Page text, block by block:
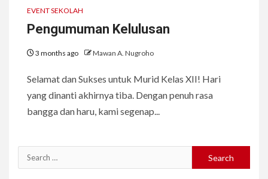
EVENT SEKOLAH
Pengumuman Kelulusan
3 months ago Mawan A. Nugroho
Selamat dan Sukses untuk Murid Kelas XII! Hari
yang dinanti akhirnya tiba. Dengan penuh rasa
bangga dan haru, kami segenap...
Search
for: